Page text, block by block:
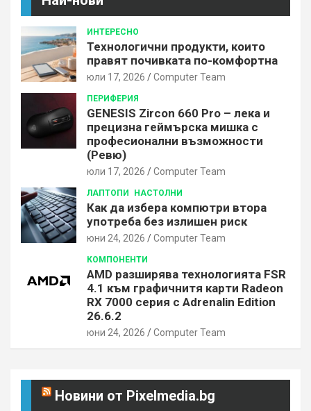
ИНТЕРЕСНО
Технологични продукти, които
правят почивката по-комфортна
юли 17, 2026 Computer Team
ПЕРИФЕРИЯ
GENESIS Zircon 660 Pro – лека и
прецизна геймърска мишка с
професионални възможности
(Ревю)
юли 17, 2026 Computer Team
ЛАПТОПИ НАСТОЛНИ
Как да избера компютри втора
употреба без излишен риск
юни 24, 2026 Computer Team
КОМПОНЕНТИ
AMD разширява технологията FSR
4.1 към графичнитя карти Radeon
RX 7000 серия с Adrenalin Edition
26.6.2
юни 24, 2026 Computer Team
Новини от Pixelmedia.bg